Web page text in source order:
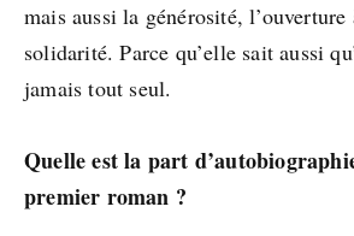
mais aussi la générosité, l’ouverture
solidarité. Parce qu’elle sait aussi
jamais tout seul.
Quelle est la part
premier roman ?